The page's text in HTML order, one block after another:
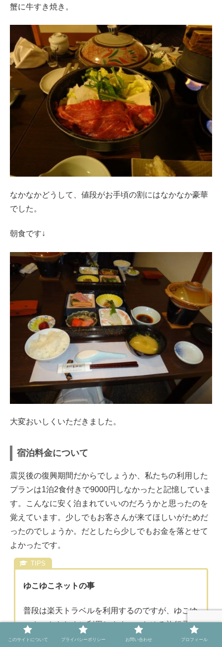
蟹に牛すき焼き。
なかなかどうして、値段がお手頃の割にはなかなか豪華
でした。
朝食です↓
大変おいしくいただきました。
宿泊料金について
震災後の復興期間だからでしょうか、私たちの利用した
プランは1泊2食付きで9000円しなかったと記憶していま
す。こんなに安く泊まれていいのだろうかと思ったのを
覚えています。少しでもお客さんが来てほしいがためだ
ったのでしょうか。だとしたら少しでもお金を落とせて
よかったです。
ゆこゆこネットの事
普段は楽天トラベルを利用するのですが、ゆこゆ
こネットもたまに利用します。いわゆる旅行予約
サイトですね。取り扱い数こそ少ないのですが、
このサイトについて プライバシーポリシー お問い合わせ プロフィール